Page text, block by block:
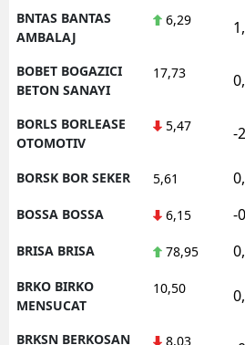
BNTAS BANTAS
AMBALAJ
6,29
BOBET BOGAZICI
BETON SANAYI
17,73
BORLS BORLEASE
OTOMOTIV
5,47 -
BORSK BOR SEKER 5,61
BOSSA BOSSA 6,15 -
BRISA BRISA 78,95
BRKO BIRKO
MENSUCAT
10,50
BRKSN BERKOSAN
8,03